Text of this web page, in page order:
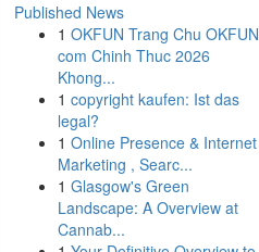
Published News
1 OKFUN Trang Chu OKFUN
com Chinh Thuc 2026
Khong...
1 copyright kaufen: Ist das
legal?
1 Online Presence & Internet
Marketing , Searc...
1 Glasgow's Green
Landscape: A Overview at
Cannab...